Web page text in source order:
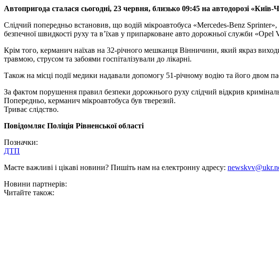
Автопригода сталася сьогодні, 23 червня, близько 09:45 на автодорозі «Київ-
Слідчий попередньо встановив, що водій мікроавтобуса «Mercedes-Benz
безпечної швидкості руху та в’їхав у припарковане авто дорожньої служби
Крім того, керманич наїхав на 32-річного мешканця Вінничини, який якраз
травмою, струсом та забоями госпіталізували до лікарні.
Також на місці події медики надавали допомогу 51-річному водію та його двом
За фактом порушення правил безпеки дорожнього руху слідчий відкрив
Попередньо, керманич мікроавтобуса був тверезий.
Триває слідство.
Повідомляє Поліція Рівненської області
Позначки:
ДТП
Маєте важливі і цікаві новини? Пишіть нам на електронну адресу:
Новини партнерів:
Читайте також: